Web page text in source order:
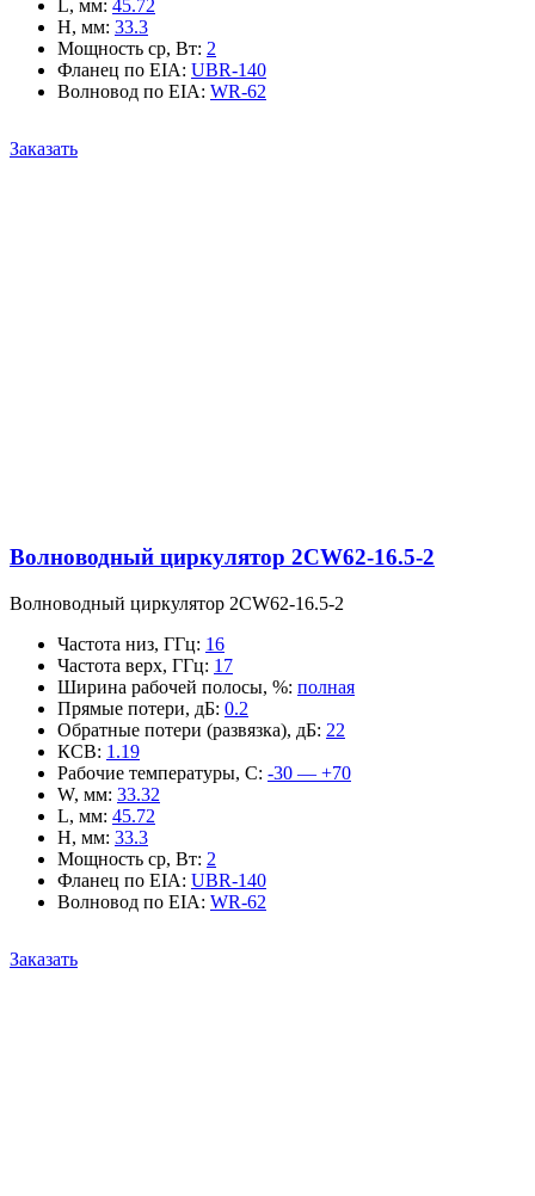
L, мм: 45.72
H, мм: 33.3
Мощность ср, Вт: 2
Фланец по EIA: UBR-140
Волновод по EIA: WR-62
Заказать
Волноводный циркулятор 2CW62-16.5-2
Волноводный циркулятор 2CW62-16.5-2
Частота низ, ГГц: 16
Частота верх, ГГц: 17
Ширина рабочей полосы, %: полная
Прямые потери, дБ: 0.2
Обратные потери (развязка), дБ: 22
КСВ: 1.19
Рабочие температуры, С: -30 — +70
W, мм: 33.32
L, мм: 45.72
H, мм: 33.3
Мощность ср, Вт: 2
Фланец по EIA: UBR-140
Волновод по EIA: WR-62
Заказать